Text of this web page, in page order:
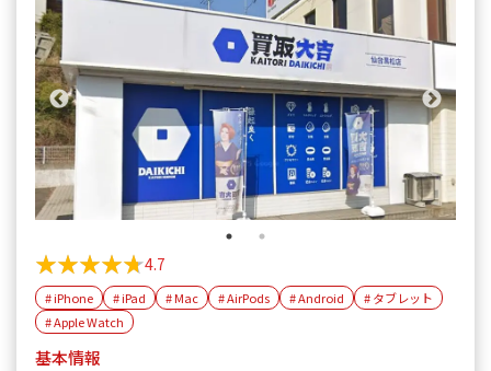
★★★★★
★★★★★4.7
# iPhone # iPad # Mac # AirPods # Android
# タブレット
# Apple Watch
基本情報